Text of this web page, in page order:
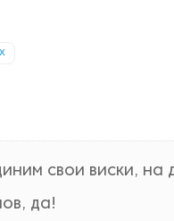
свои виски, на
да!